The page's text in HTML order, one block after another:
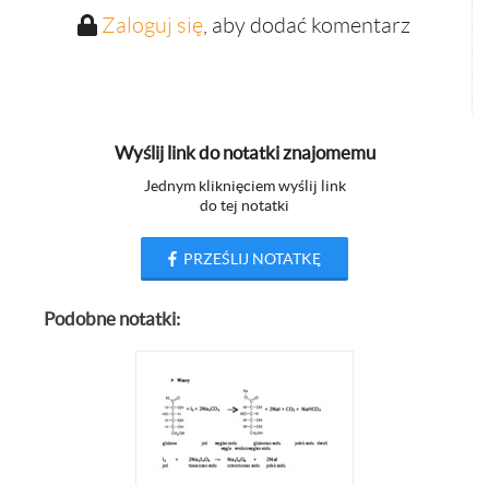
Zaloguj się, aby dodać komentarz
Wyślij link do notatki znajomemu
Jednym kliknięciem wyślij link
do tej notatki
PRZEŚLIJ NOTATKĘ
Podobne notatki: